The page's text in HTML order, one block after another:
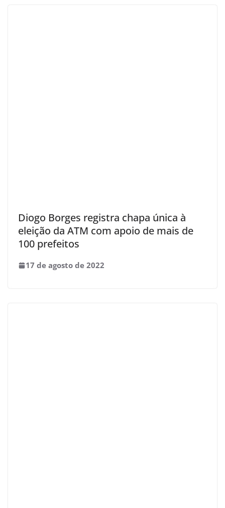
Diogo Borges registra chapa única à
eleição da ATM com apoio de mais de
100 prefeitos
17 de agosto de 2022